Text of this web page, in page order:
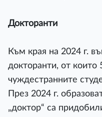
Докторанти
Към края на 2024 г.
докторанти, от които
чуждестранните
През 2024 г.
„доктор“ са